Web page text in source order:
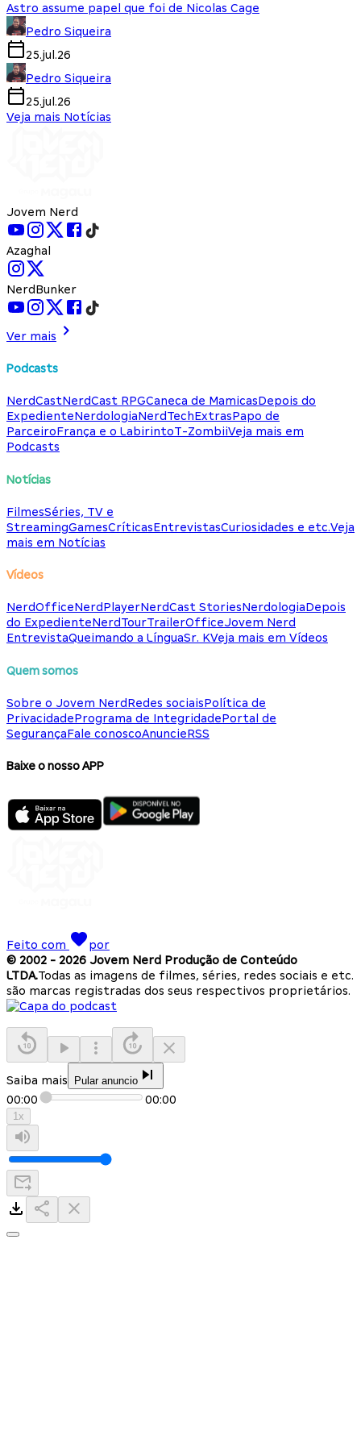
Astro assume papel que foi de Nicolas Cage
Pedro Siqueira
25.jul.26
Pedro Siqueira
25.jul.26
Veja mais Notícias
Jovem Nerd
Azaghal
NerdBunker
Ver mais
Podcasts
NerdCastNerdCast RPGCaneca de MamicasDepois do
ExpedienteNerdologiaNerdTechExtrasPapo de
ParceiroFrança e o LabirintoT-ZombiiVeja mais em
Podcasts
Notícias
FilmesSéries, TV e
StreamingGamesCríticasEntrevistasCuriosidades e etc.Veja
mais em Notícias
Vídeos
NerdOfficeNerdPlayerNerdCast StoriesNerdologiaDepois
do ExpedienteNerdTourTrailerOfficeJovem Nerd
EntrevistaQueimando a LínguaSr. KVeja mais em Vídeos
Quem somos
Sobre o Jovem NerdRedes sociaisPolítica de
PrivacidadePrograma de IntegridadePortal de
SegurançaFale conoscoAnuncieRSS
Baixe o nosso APP
Feito com
por
© 2002 - 2026 Jovem Nerd Produção de Conteúdo
LTDA.Todas as imagens de filmes, séries, redes sociais e etc.
são marcas registradas dos seus respectivos proprietários.
Saiba mais Pular anuncio
00:00 00:00
1x